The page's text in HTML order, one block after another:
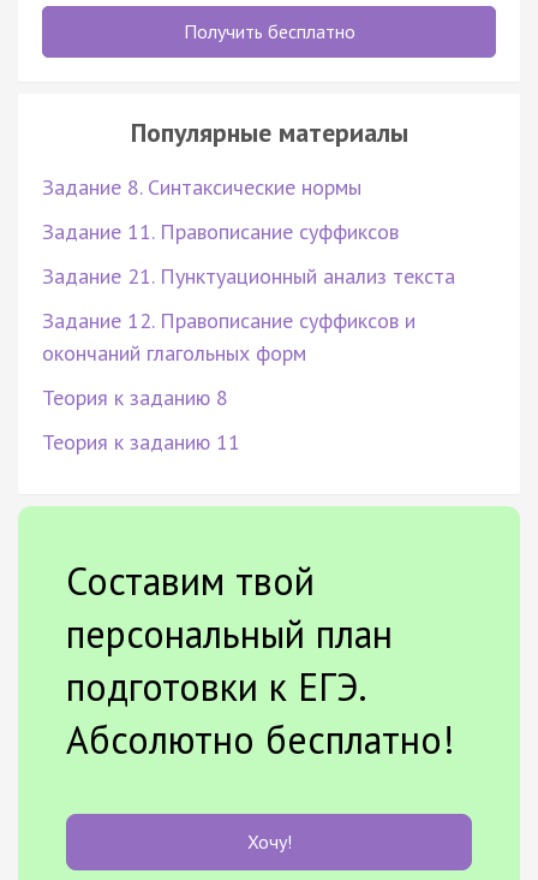
Получить бесплатно
Популярные материалы
Задание 8. Синтаксические нормы
Задание 11. Правописание суффиксов
Задание 21. Пунктуационный анализ текста
Задание 12. Правописание суффиксов и
окончаний глагольных форм
Теория к заданию 8
Теория к заданию 11
Составим твой
персональный план
подготовки к ЕГЭ.
Абсолютно бесплатно!
Хочу!